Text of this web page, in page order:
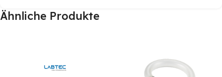
Ähnliche Produkte